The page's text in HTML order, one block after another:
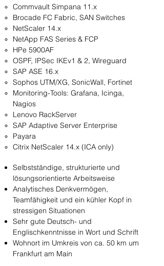
Commvault Simpana 11.x
Brocade FC Fabric, SAN Switches
NetScaler 14.x
NetApp FAS Series & FCP
HPe 5900AF
OSPF, IPSec IKEv1 & 2, Wireguard
SAP ASE 16.x
Sophos UTM/XG, SonicWall, Fortinet
Monitoring-Tools: Grafana, Icinga,
Nagios
Lenovo RackServer
SAP Adaptive Server Enterprise
Payara
Citrix NetScaler 14.x (ICA only)
Selbstständige, strukturierte und
lösungsorientierte Arbeitsweise
Analytisches Denkvermögen,
Teamfähigkeit und ein kühler Kopf in
stressigen Situationen
Sehr gute Deutsch- und
Englischkenntnisse in Wort und Schrift
Wohnort im Umkreis von ca. 50 km um
Frankfurt am Main